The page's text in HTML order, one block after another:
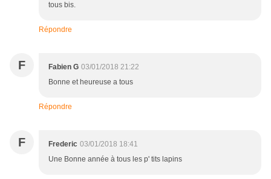
tous bis.
Répondre
F Fabien G 03/01/2018 21:22
Bonne et heureuse a tous
Répondre
F Frederic 03/01/2018 18:41
Une Bonne année à tous les p' tits lapins